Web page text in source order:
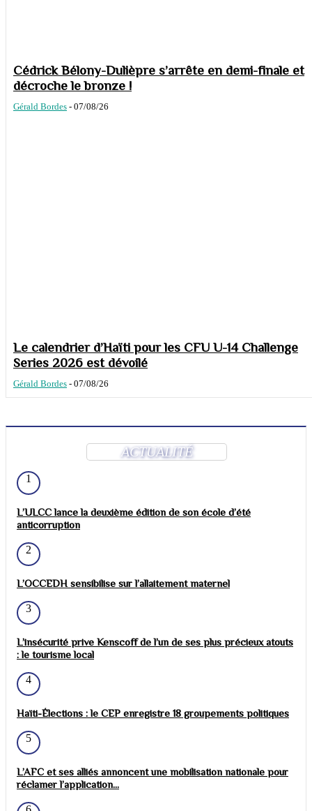
Cédrick Bélony-Dulièpre s’arrête en demi-finale et
décroche le bronze !
Gérald Bordes - 07/08/26
Le calendrier d’Haïti pour les CFU U-14 Challenge
Series 2026 est dévoilé
Gérald Bordes - 07/08/26
ACTUALITÉ
1
L’ULCC lance la deuxième édition de son école d’été
anticorruption
2
L’OCCEDH sensibilise sur l’allaitement maternel
3
L’insécurité prive Kenscoff de l’un de ses plus précieux atouts
: le tourisme local
4
Haïti-Élections : le CEP enregistre 18 groupements politiques
5
L’AFC et ses alliés annoncent une mobilisation nationale pour
réclamer l’application...